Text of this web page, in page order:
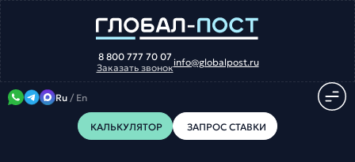
8 800 777 70 07
Заказать звонокinfo@globalpost.ru
Ru / En
КАЛЬКУЛЯТОР ЗАПРОС СТАВКИ